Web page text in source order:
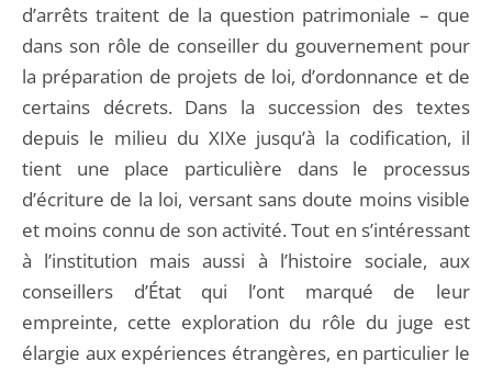
d’arrêts traitent de la question patrimoniale – que
dans son rôle de conseiller du gouvernement pour
la préparation de projets de loi, d’ordonnance et de
certains décrets. Dans la succession des textes
depuis le milieu du XIXe jusqu’à la codification, il
tient une place particulière dans le processus
d’écriture de la loi, versant sans doute moins visible
et moins connu de son activité. Tout en s’intéressant
à l’institution mais aussi à l’histoire sociale, aux
conseillers d’État qui l’ont marqué de leur
empreinte, cette exploration du rôle du juge est
élargie aux expériences étrangères, en particulier le